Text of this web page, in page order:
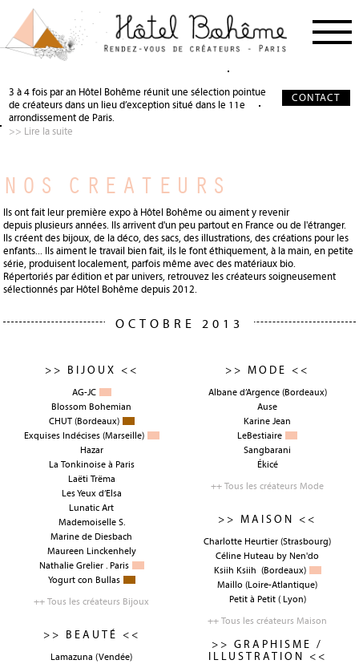
NOS CRÉATEURS
PRESSE
JOURNAL
QUI SOMMES-NOUS ?
SALON DE THÉ
DEVENIR PARTENAIRE
3 à 4 fois par an Hôtel Bohême réunit une sélection pointue
de créateurs dans un lieu d’exception situé dans le 11e
arrondissement de Paris.
>> Lire la suite
CONTACT
NOS CREATEURS
Ils ont fait leur première expo à Hôtel Bohême ou aiment y revenir
depuis plusieurs années. Ils arrivent d'un peu partout en France ou de l'étranger.
Ils créent des bijoux, de la déco, des sacs, des illustrations, des créations pour les
enfants... Ils aiment le travail bien fait, ils le font éthiquement, à la main, en petite
série, produisent localement, parfois même avec des matériaux bio.
Répertoriés par édition et par univers, retrouvez les créateurs soigneusement
sélectionnés par Hôtel Bohême depuis 2012.
OCTOBRE 2013
>> BIJOUX <<
AG-JC
Blossom Bohemian
CHUT(Bordeaux)
Exquises Indécises(Marseille)
Hazar
La Tonkinoise à Paris
Laëti Trëma
Les Yeux d’Elsa
Lunatic Art
Mademoiselle S.
Marine de Diesbach
Maureen Linckenhely
Nathalie Grelier . Paris
Yogurt con Bullas
++ Tous les créateurs Bijoux
>> BEAUTÉ <<
Lamazuna (Vendée)
>> MODE <<
Albane d’Argence(Bordeaux)
Ause
Karine Jean
LeBestiaire
Sangbarani
Ékicé
++ Tous les créateurs Mode
>> MAISON <<
Charlotte Heurtier (Strasbourg)
Céline Huteau by Nen'do
Ksiih Ksiih (Bordeaux)
Maillo (Loire-Atlantique)
Petit à Petit( Lyon)
++ Tous les créateurs Maison
>> GRAPHISME /
ILLUSTRATION <<